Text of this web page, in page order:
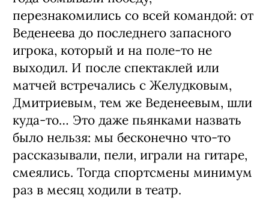
перезнакомились со всей командой: от
Веденеева до последнего запасного
игрока, который и на поле-то не
выходил. И после спектаклей или
матчей встречались с Желудковым,
Дмитриевым, тем же Веденеевым, шли
куда-то… Это даже пьянками назвать
было нельзя: мы бесконечно что-то
рассказывали, пели, играли на гитаре,
смеялись. Тогда спортсмены минимум
раз в месяц ходили в театр.